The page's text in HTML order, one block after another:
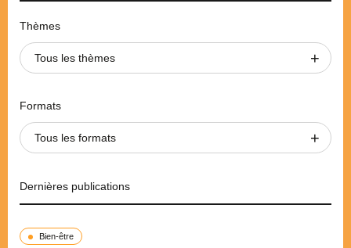
Thèmes
Tous les thèmes
Formats
Tous les formats
Dernières publications
Bien-être